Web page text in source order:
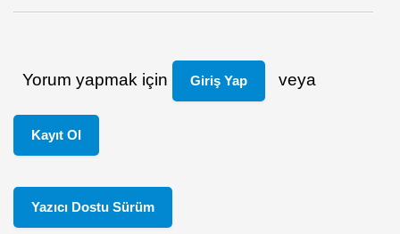
Yorum yapmak için Giriş Yap veya
Kayıt Ol
Yazıcı Dostu Sürüm